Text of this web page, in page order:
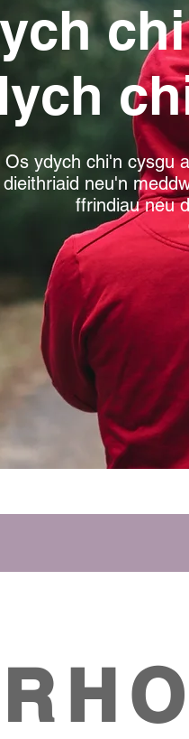
Os ydych chi'n cysgu
dieithriaid neu'n
ffrindiau neu